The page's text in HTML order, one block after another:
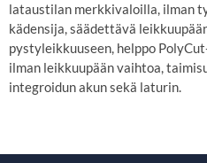
lataustilan merkkivaloilla, ilman
kädensija, säädettävä
pystyleikkuuseen, helppo
ilman leikkuupään vaihtoa,
integroidun akun sekä laturin.